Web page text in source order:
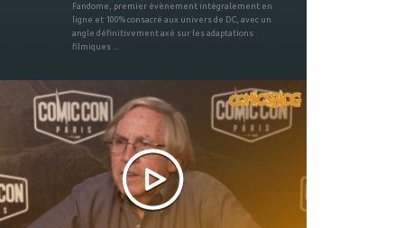
Fandome, premier évènement intégralement en
ligne et 100% consacré aux univers de DC, avec un
angle définitivement axé sur les adaptations
filmiques ...